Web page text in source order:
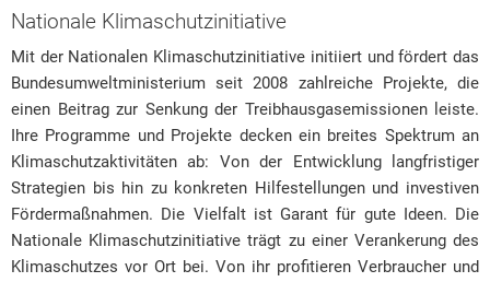
der
Ortsgemeinden
Nationale Klimaschutzinitiative
Mit der Nationalen Klimaschutzinitiative initiiert und fördert das
Bundesumweltministerium seit 2008 zahlreiche Projekte, die
einen Beitrag zur Senkung der Treibhausgasemissionen leiste.
Ihre Programme und Projekte decken ein breites Spektrum an
Klimaschutzaktivitäten ab: Von der Entwicklung langfristiger
Strategien bis hin zu konkreten Hilfestellungen und investiven
Fördermaßnahmen. Die Vielfalt ist Garant für gute Ideen. Die
Nationale Klimaschutzinitiative trägt zu einer Verankerung des
Klimaschutzes vor Ort bei. Von ihr profitieren Verbraucher und